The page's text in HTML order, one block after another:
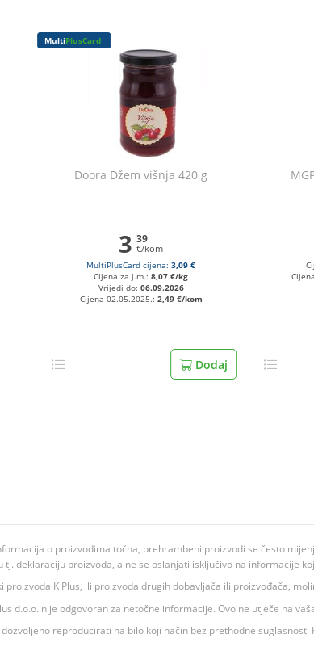
MultiPlusCard
Doora Džem višnja 420 g
3 39
€/kom
MultiPlusCard cijena:3,09 €
Cijena za j.m.:8,07 €/kg
Vrijedi do: 06.09.2026
Cijena 02.05.2025.: 2,49 €/kom
Dodaj
o proizvodima točna, prehrambeni proizvodi se često
deklaraciju proizvoda, a ne se oslanjati isključivo na informacije
K Plus, ili proizvoda drugih dobavljača ili proizvođača,
d.o.o. nije odgovoran za netočne informacije. Ovo ne utječe na
reproducirati na bilo koji način bez prethodne suglasnosti